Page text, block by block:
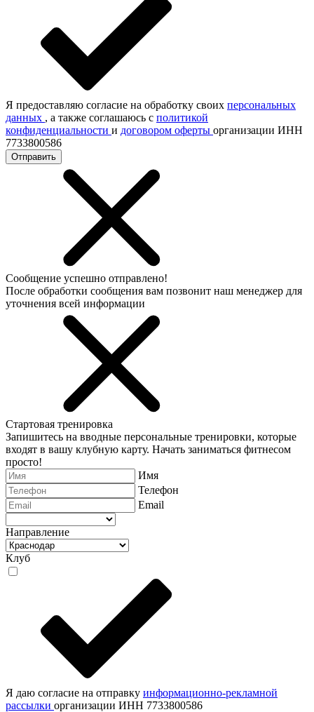
Я предоставляю согласие на обработку своих персональных
данных , а также соглашаюсь с политикой
конфиденциальности и договором оферты организации ИНН
7733800586
Отправить
Сообщение успешно отправлено!
После обработки сообщения вам позвонит наш менеджер для
уточнения всей информации
Стартовая тренировка
Запишитесь на вводные персональные тренировки, которые
входят в вашу клубную карту. Начать заниматься фитнесом
просто!
Имя
Телефон
Email
Направление
Клуб
Я даю согласие на отправку информационно-рекламной
рассылки организации ИНН 7733800586